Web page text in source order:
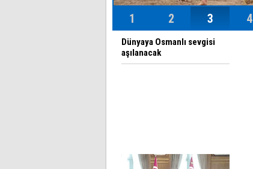
1 2 3 4
Dünyaya Osmanlı sevgisi
aşılanacak